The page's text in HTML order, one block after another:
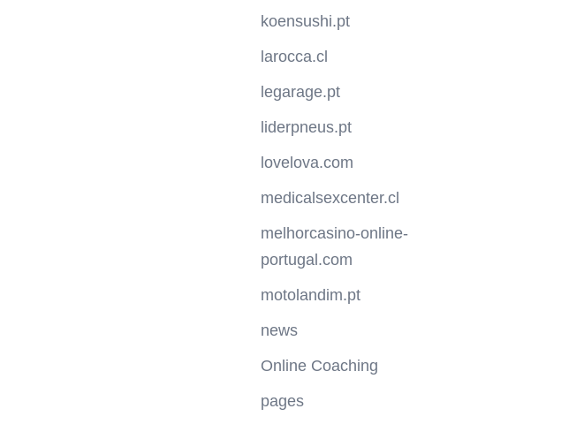
koensushi.pt
larocca.cl
legarage.pt
liderpneus.pt
lovelova.com
medicalsexcenter.cl
melhorcasino-online-
portugal.com
motolandim.pt
news
Online Coaching
pages